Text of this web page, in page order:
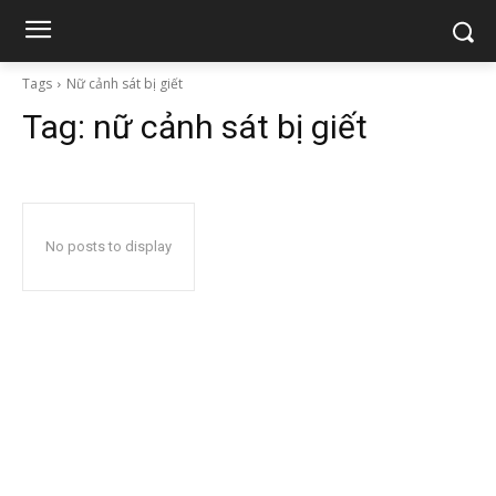
Tags Nữ cảnh sát bị giết
Tag: nữ cảnh sát bị giết
No posts to display